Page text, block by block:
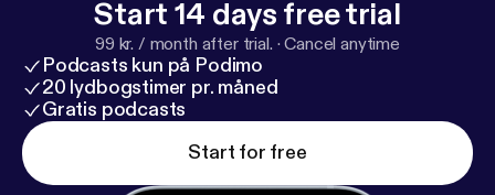
Start 14 days free trial
99 kr. / month after trial. ·Cancel anytime
Podcasts kun på Podimo
20 lydbogstimer pr. måned
Gratis podcasts
Start for free